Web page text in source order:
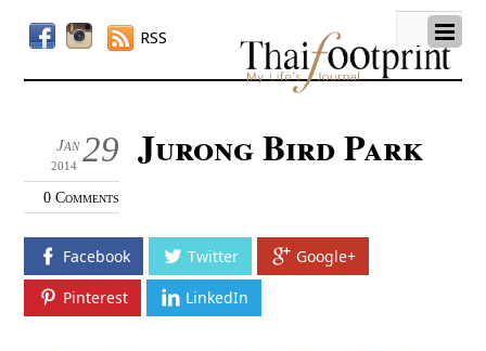
RSS
29
Jan
2014
0 Comments
Jurong Bird Park
Facebook Twitter Google+
Pinterest LinkedIn